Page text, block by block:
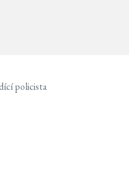
policista